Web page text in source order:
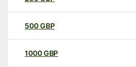
500GBP
1000GBP